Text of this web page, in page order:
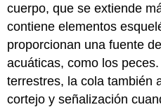
cuerpo, que se extiende
contiene elementos
proporcionan una fuente
acuáticas, como los
terrestres, la cola también
cortejo y señalización